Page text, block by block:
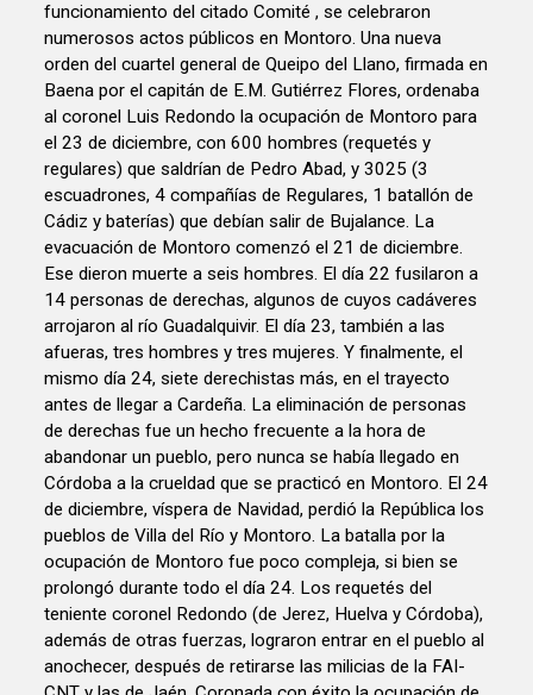
funcionamiento del citado Comité , se celebraron
numerosos actos públicos en Montoro. Una nueva
orden del cuartel general de Queipo del Llano, firmada en
Baena por el capitán de E.M. Gutiérrez Flores, ordenaba
al coronel Luis Redondo la ocupación de Montoro para
el 23 de diciembre, con 600 hombres (requetés y
regulares) que saldrían de Pedro Abad, y 3025 (3
escuadrones, 4 compañías de Regulares, 1 batallón de
Cádiz y baterías) que debían salir de Bujalance. La
evacuación de Montoro comenzó el 21 de diciembre.
Ese dieron muerte a seis hombres. El día 22 fusilaron a
14 personas de derechas, algunos de cuyos cadáveres
arrojaron al río Guadalquivir. El día 23, también a las
afueras, tres hombres y tres mujeres. Y finalmente, el
mismo día 24, siete derechistas más, en el trayecto
antes de llegar a Cardeña. La eliminación de personas
de derechas fue un hecho frecuente a la hora de
abandonar un pueblo, pero nunca se había llegado en
Córdoba a la crueldad que se practicó en Montoro. El 24
de diciembre, víspera de Navidad, perdió la República los
pueblos de Villa del Río y Montoro. La batalla por la
ocupación de Montoro fue poco compleja, si bien se
prolongó durante todo el día 24. Los requetés del
teniente coronel Redondo (de Jerez, Huelva y Córdoba),
además de otras fuerzas, lograron entrar en el pueblo al
anochecer, después de retirarse las milicias de la FAI-